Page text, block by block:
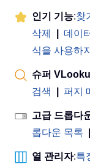
인기 기능:찾
삭제
데이
식을 사용하
슈퍼
검색
퍼지
고급 드롭다
롭다운 목록
열 관리자:특